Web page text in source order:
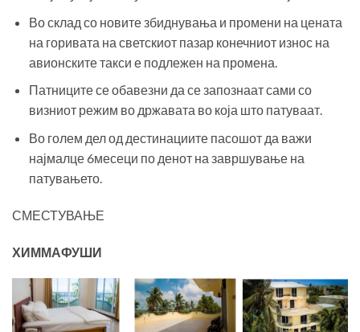
Во склад со новите збиднувања и промени на цената
на горивата на светскиот пазар конечниот износ на
авионските такси е подлежен на промена.
Патниците се обавезни да се запознаат сами со
визниот режим во државата во која што патуваат.
Во голем дел од дестинациите пасошот да важи
најмалце 6месеци по денот на завршување на
патувањето.
СМЕСТУВАЊЕ
ХИММАФУШИ